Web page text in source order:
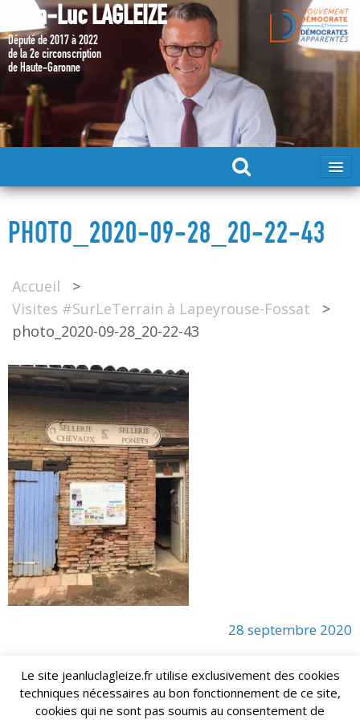
Jean-Luc LAGLEIZE
Député de 2017 à 2022
de la 2e circonscription
de Haute-Garonne
MA CANDIDATURE 2024
DÉPUTÉ 2017 – 2022
PHOTO_2020-09-28_20-22-43
Accueil
>
Visites #SurLeTerrain à Lapeyrouse-Fossat
>
photo_2020-09-28_20-22-43
28 septembre 2020
Jean-Luc LAGLEIZE - e-mail : lagleize2024@gmail.com
Le site jeanluclagleize.fr utilise exclusivement des cookies
techniques nécessaires au bon fonctionnement de ce site,
cookies qui ne sont pas soumis au consentement de